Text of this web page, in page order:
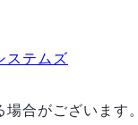
ステムズ
合がございます。